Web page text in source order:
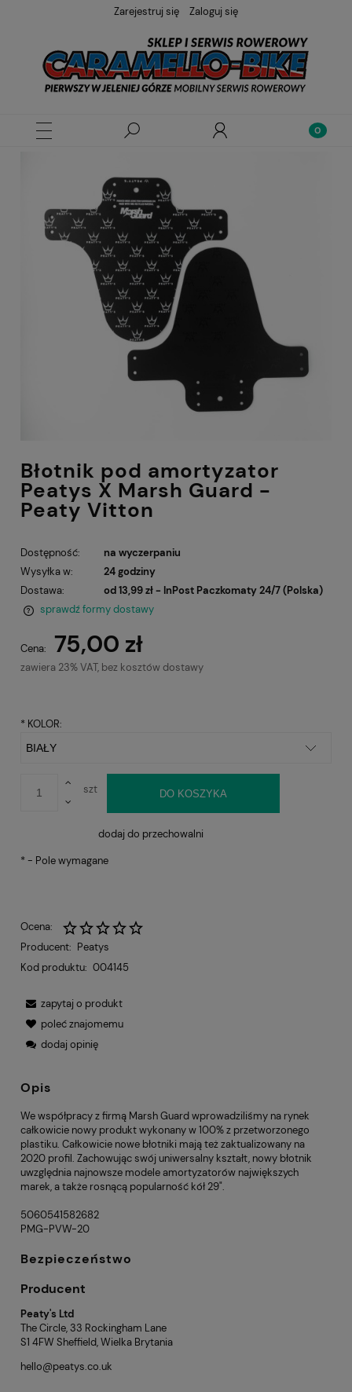
Zarejestruj się Zaloguj się
Błotnik pod amortyzator
Peatys X Marsh Guard -
Peaty Vitton
Dostępność:
na wyczerpaniu
Wysyłka w:
24 godziny
Dostawa:
od 13,99 zł - InPost Paczkomaty 24/7 (Polska)
sprawdź formy dostawy
Cena: 75,00 zł
zawiera 23% VAT, bez kosztów dostawy
* KOLOR:
szt DO KOSZYKA
dodaj do przechowalni
*- Pole wymagane
Ocena:
Producent: Peatys
Kod produktu: 004145
zapytaj o produkt
poleć znajomemu
dodaj opinię
Opis
We współpracy z firmą Marsh Guard wprowadziliśmy na rynek
całkowicie nowy produkt wykonany w 100% z przetworzonego
plastiku. Całkowicie nowe błotniki mają też zaktualizowany na
2020 profil. Zachowując swój uniwersalny kształt, nowy błotnik
uwzględnia najnowsze modele amortyzatorów największych
marek, a także rosnącą popularność kół 29".
5060541582682
PMG-PVW-20
Bezpieczeństwo
Producent
Peaty's Ltd
The Circle, 33 Rockingham Lane
S1 4FW Sheffield, Wielka Brytania
hello@peatys.co.uk